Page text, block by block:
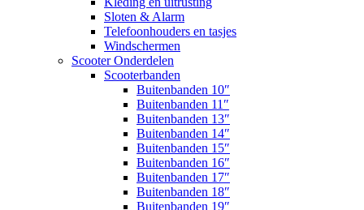
Sloten & Alarm
Telefoonhouders en tasjes
Windschermen
Scooter Onderdelen
Scooterbanden
Buitenbanden 10″
Buitenbanden 11″
Buitenbanden 13″
Buitenbanden 14″
Buitenbanden 15″
Buitenbanden 16″
Buitenbanden 17″
Buitenbanden 18″
Buitenbanden 19″